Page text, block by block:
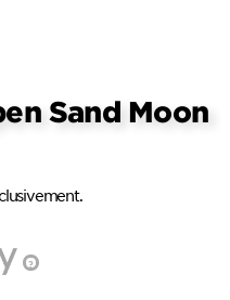
Sand Moon
?